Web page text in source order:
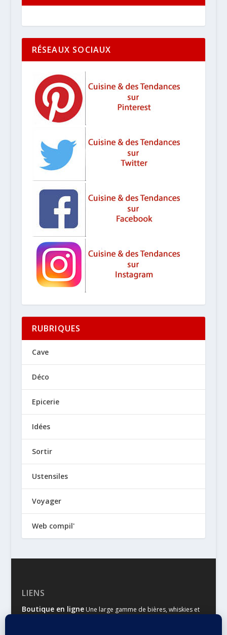
RÉSEAUX SOCIAUX
RUBRIQUES
Cave
Déco
Epicerie
Idées
Sortir
Ustensiles
Voyager
Web compil'
LIENS
Boutique en ligneUne large gamme de bières, whiskies et